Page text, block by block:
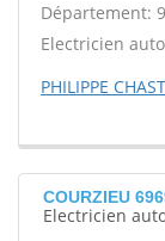
Département:
Electricien
PHILIPPE
COURZIEU
Electricien